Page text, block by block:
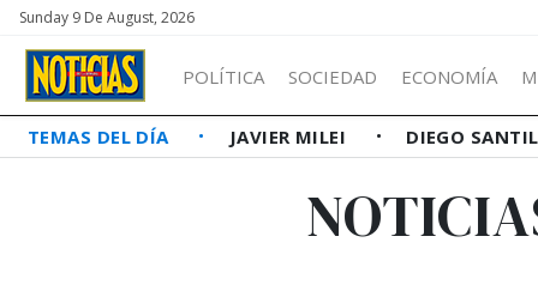
Sunday 9 De August, 2026
POLÍTICA SOCIEDAD ECONOMÍA
TEMAS DEL DÍA JAVIER MILEI DIEGO